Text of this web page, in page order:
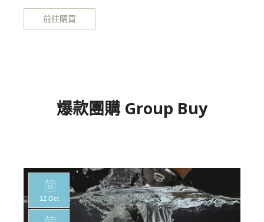
前往購買
爆款團購 Group Buy
12 Oct